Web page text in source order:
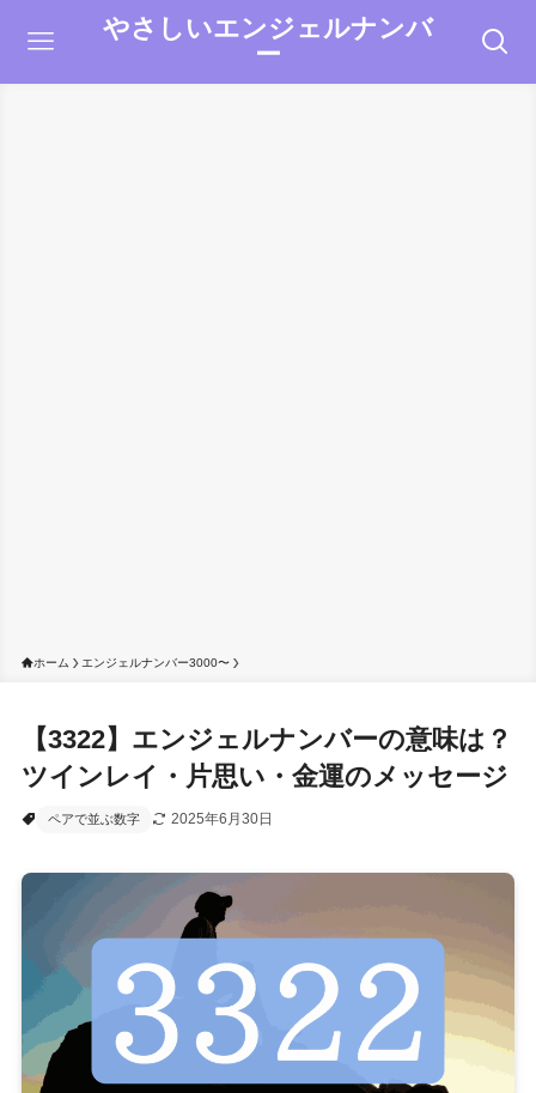
やさしいエンジェルナンバ
ー
ホーム エンジェルナンバー3000〜
【3322】エンジェルナンバーの意味は？
ツインレイ・片思い・金運のメッセージ
ペアで並ぶ数字 2025年6月30日